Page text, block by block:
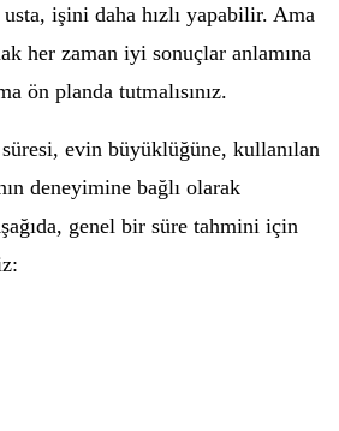
işini daha hızlı yapabilir. Ama
her zaman iyi sonuçlar anlamına
ön planda tutmalısınız.
evin büyüklüğüne, kullanılan
deneyimine bağlı olarak
genel bir süre tahmini için